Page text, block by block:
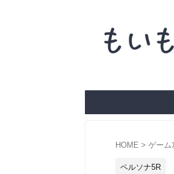
HOME > ゲーム
ペルソナ5R